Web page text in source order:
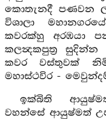
කොතැනදී පණවන
විශාලා
කවරක්හු අරඹයා
කලන්‍දකපුත්‍ර සුදින්න
කවර වස්තුවක්
මහාස්ථවිර -
ඉක්බිති
වහන්සේ ආයුෂ්මත්